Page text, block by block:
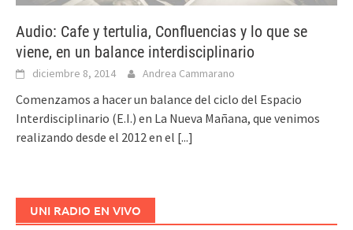
Audio: Cafe y tertulia, Confluencias y lo que se
viene, en un balance interdisciplinario
diciembre 8, 2014 Andrea Cammarano
Comenzamos a hacer un balance del ciclo del Espacio
Interdisciplinario (E.I.) en La Nueva Mañana, que venimos
realizando desde el 2012 en el [...]
UNI RADIO EN VIVO